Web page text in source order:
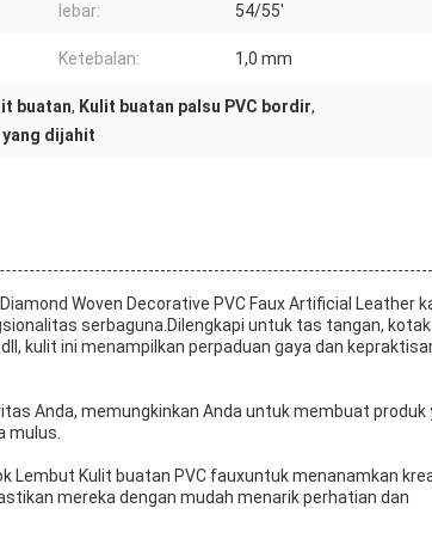
lebar: 54/55'
Ketebalan: 1,0 mm
buatan, Kulit buatan palsu PVC bordir,
yang dijahit
Woven Decorative PVC Faux Artificial Leather
serbaguna.Dilengkapi untuk tas tangan, kotak
kulit ini menampilkan perpaduan gaya dan
Anda, memungkinkan Anda untuk membuat produk
mulus.
Lembut Kulit buatan PVC fauxuntuk menanamkan
mereka dengan mudah menarik perhatian dan